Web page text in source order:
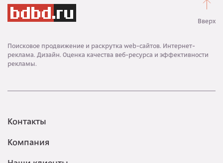
Поисковое продвижение и раскрутка web-сайтов. Интернет-
реклама. Дизайн. Оценка качества веб-ресурса и эффективности
рекламы.
Вверх
Контакты
Компания